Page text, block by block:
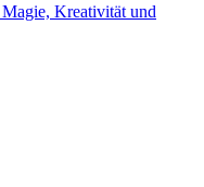
Kreativität und